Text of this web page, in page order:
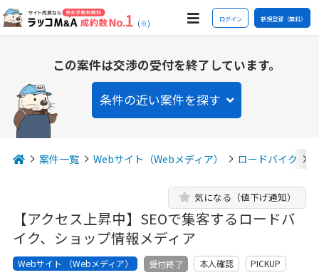
(※) ログイン 新規登録（無料）
この案件は交渉の受付を終了しています。
条件の近い案件を探す
案件一覧 Webサイト（Webメディア） ロードバイク
【アクセス上昇中】SEOで集客するロードバ
イク、ショップ情報メディア
気になる（値下げ通知）
Webサイト （Webメディア） 受付終了 本人確認
PICKUP